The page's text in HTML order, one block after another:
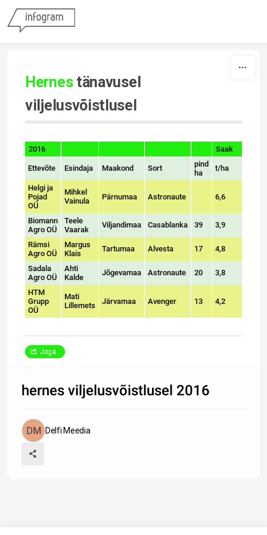
Hernestänavusel
viljelusvõistlusel
2016
sort sort sort sort
Saak
Ettevõte Esindaja Maakond Sort
pind
ha
t/ha
Helgi ja
Pojad
OÜ
Mihkel
Vainula
Pärnumaa Astronaute 6,6
Biomann
Agro OÜ
Teele
Vaarak
Viljandimaa Casablanka 39 3,9
Rämsi
Agro OÜ
Margus
Klais
Tartumaa Alvesta 17 4,8
Sadala
Agro OÜ
Ahti
Kalde
Jõgevamaa Astronaute 20 3,8
HTM
Grupp
OÜ
Mati
Lillemets
Järvamaa Avenger 13 4,2
Jaga
hernes viljelusvõistlusel 2016
Delfi Meedia